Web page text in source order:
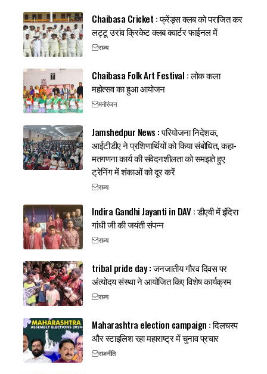
Chaibasa Cricket : फ्रेंड्स क्लब को पराजित कर
लट्टू उरांव क्रिकेट क्लब क्वार्टर फाईनल में
राज्य
Chaibasa Folk Art Festival : लोक कला
महोत्सव का हुआ आयोजन
मनोरंजन
Jamshedpur News : परियोजना निदेशक,
आईटीडीए ने प्रशिणार्थियों को किया संबोधित, कहा-
मतगणना कार्य की संवेदनशीलता को समझते हुए
ट्रेनिंग में शंकाओं को दूर करें
राज्य
Indira Gandhi Jayanti in DAV : डीएवी में इंदिरा
गांधी जी की जयंती संपन्न
राज्य
tribal pride day : जनजातीय गौरव दिवस पर
अंत्योदय संस्था ने आयोजित किए विशेष कार्यक्रम
राज्य
Maharashtra election campaign : दिलचस्प
और स्टाइलिश रहा महाराष्ट्र में चुनाव प्रचार
राजनीति